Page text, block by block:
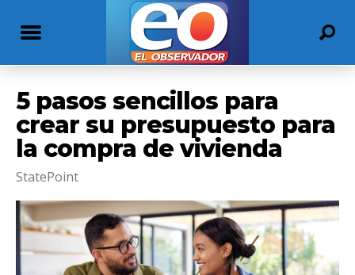
5 pasos sencillos para
crear su presupuesto para
la compra de vivienda
StatePoint